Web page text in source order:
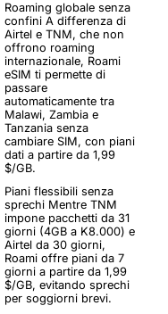
Roaming globale senza
confini A differenza di
Airtel e TNM, che non
offrono roaming
internazionale, Roami
eSIM ti permette di
passare
automaticamente tra
Malawi, Zambia e
Tanzania senza
cambiare SIM, con piani
dati a partire da 1,99
$/GB.
Piani flessibili senza
sprechi Mentre TNM
impone pacchetti da 31
giorni (4GB a K8.000) e
Airtel da 30 giorni,
Roami offre piani da 7
giorni a partire da 1,99
$/GB, evitando sprechi
per soggiorni brevi.